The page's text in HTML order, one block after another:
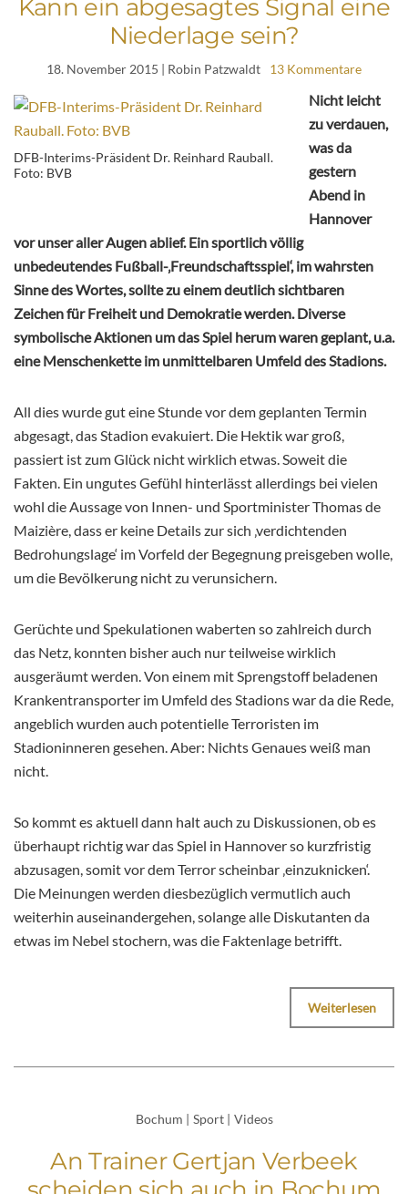
Kann ein abgesagtes Signal eine
Niederlage sein?
18. November 2015 | Robin Patzwaldt 13 Kommentare
DFB-Interims-Präsident Dr. Reinhard Rauball.
Foto: BVB
Nicht leicht
zu verdauen,
was da
gestern
Abend in
Hannover
vor unser aller Augen ablief. Ein sportlich völlig
unbedeutendes Fußball-‚Freundschaftsspiel‘, im wahrsten
Sinne des Wortes, sollte zu einem deutlich sichtbaren
Zeichen für Freiheit und Demokratie werden. Diverse
symbolische Aktionen um das Spiel herum waren geplant, u.a.
eine Menschenkette im unmittelbaren Umfeld des Stadions.
All dies wurde gut eine Stunde vor dem geplanten Termin
abgesagt, das Stadion evakuiert. Die Hektik war groß,
passiert ist zum Glück nicht wirklich etwas. Soweit die
Fakten. Ein ungutes Gefühl hinterlässt allerdings bei vielen
wohl die Aussage von Innen- und Sportminister Thomas de
Maizière, dass er keine Details zur sich ‚verdichtenden
Bedrohungslage‘ im Vorfeld der Begegnung preisgeben wolle,
um die Bevölkerung nicht zu verunsichern.
Gerüchte und Spekulationen waberten so zahlreich durch
das Netz, konnten bisher auch nur teilweise wirklich
ausgeräumt werden. Von einem mit Sprengstoff beladenen
Krankentransporter im Umfeld des Stadions war da die Rede,
angeblich wurden auch potentielle Terroristen im
Stadioninneren gesehen. Aber: Nichts Genaues weiß man
nicht.
So kommt es aktuell dann halt auch zu Diskussionen, ob es
überhaupt richtig war das Spiel in Hannover so kurzfristig
abzusagen, somit vor dem Terror scheinbar ‚einzuknicken‘.
Die Meinungen werden diesbezüglich vermutlich auch
weiterhin auseinandergehen, solange alle Diskutanten da
etwas im Nebel stochern, was die Faktenlage betrifft.
Weiterlesen
Bochum | Sport | Videos
An Trainer Gertjan Verbeek